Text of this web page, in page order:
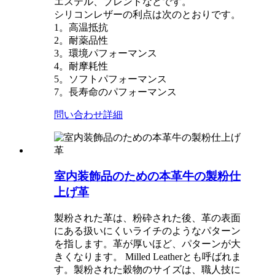
シリコンレザーの利点は次のとおりです。
1。高温抵抗
2。耐薬品性
3。環境パフォーマンス
4。耐摩耗性
5。ソフトパフォーマンス
7。長寿命のパフォーマンス
問い合わせ詳細
室内装飾品のための本革牛の製粉仕
上げ革
製粉された革は、粉砕された後、革の表面
にある扱いにくいライチのようなパターン
を指します。革が厚いほど、パターンが大
きくなります。 Milled Leatherとも呼ばれま
す。製粉された穀物のサイズは、職人技に